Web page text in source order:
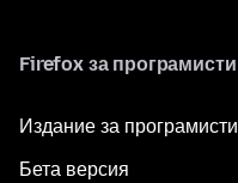
Firefox за програмисти
Издание за програмисти
Бета версия